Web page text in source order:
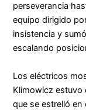
perseverancia
equipo dirigido
insistencia y
escalando
Los eléctricos
Klimowicz estuvo
que se estrelló